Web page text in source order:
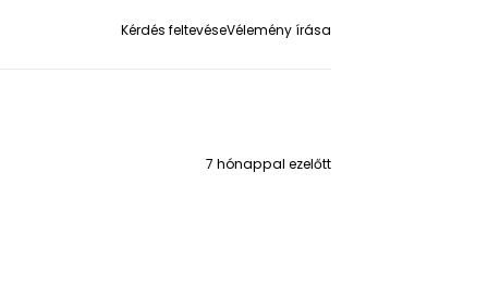
Kérdés feltevéseVélemény írása
7 hónappal ezelőtt